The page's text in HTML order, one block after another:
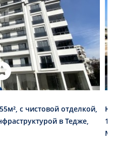
с чистовой отделкой,
в Тедже,